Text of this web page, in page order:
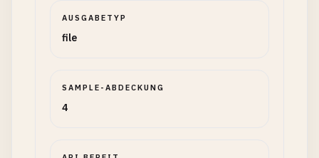
AUSGABETYP
file
SAMPLE-ABDECKUNG
4